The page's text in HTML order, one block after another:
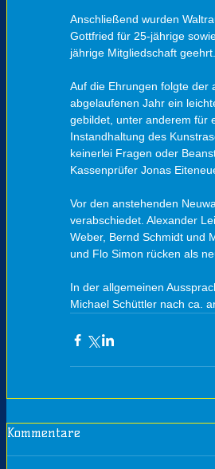
Anschließend wurden
Gottfried für 25-jährige
jährige Mitgliedschaft geehrt.
Auf die Ehrungen folgte der
abgelaufenen Jahr ein
gebildet, unter anderem für
Instandhaltung des
keinerlei Fragen oder
Kassenprüfer Jonas
Vor den anstehenden
verabschiedet. Alexander
Weber, Bernd Schmidt und
und Flo Simon rücken als
In der allgemeinen
Michael Schüttler nach ca.
Kommentare